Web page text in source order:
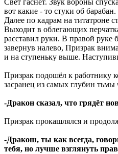
Свет гаснет. Звук вороны
вот какие - то стуки об
Далее по кадрам на титатроне
Выходит в облегающих
расставил руки. В правой
завернув налево, Призрак
и на ступеньку выше.
Призрак подошёл к работнику
засранец из самых глубин тьмы
-Дракон сказал, что грядёт
Призрак прокашлялся и
-Дракош, ты как всегда,
тебя, но лучше взглянуть